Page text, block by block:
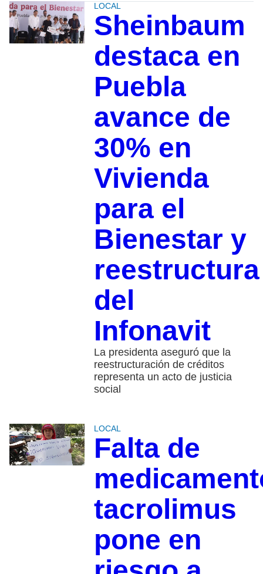
LOCAL
Sheinbaum
destaca en
Puebla
avance de
30% en
Vivienda
para el
Bienestar y
reestructura
del
Infonavit
La presidenta aseguró que la
reestructuración de créditos
representa un acto de justicia
social
LOCAL
Falta de
tacrolimus
pone en